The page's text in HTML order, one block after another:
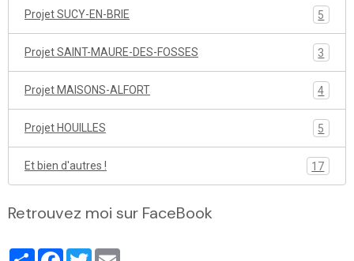
Projet SUCY-EN-BRIE 5
Projet SAINT-MAURE-DES-FOSSES 3
Projet MAISONS-ALFORT 4
Projet HOUILLES 5
Et bien d'autres ! 17
Retrouvez moi sur FaceBook
PartagerFacebook
Twitter